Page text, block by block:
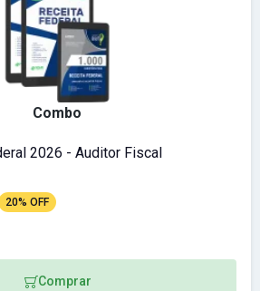
Combo
2026 - Auditor Fiscal
20% OFF
Comprar